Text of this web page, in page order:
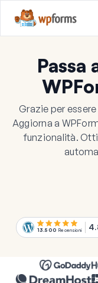
Passa
Grazie per
Aggiorna a
funzionalità.
13.500 Recensioni